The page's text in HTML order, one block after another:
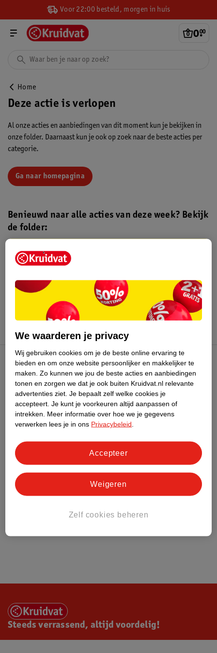
Voor 22:00 besteld, morgen in huis
0.
00
Home
Deze actie is verlopen
Al onze acties en aanbiedingen van dit moment kun je bekijken in
onze folder. Daarnaast kun je ook op zoek naar de beste acties per
categorie.
Ga naar homepagina
Benieuwd naar alle acties van deze week? Bekijk
de folder:
Kruidvat folder
augustus 2026.
Kruidvat Club
Klantenservice
Over Kruidvat
Steeds verrassend, altijd voordelig!
We waarderen je privacy
Wij gebruiken cookies om je de beste online ervaring te
bieden en om onze website persoonlijker en makkelijker te
maken. Zo kunnen we jou de beste acties en aanbiedingen
tonen en zorgen we dat je ook buiten Kruidvat.nl relevante
advertenties ziet. Je bepaalt zelf welke cookies je
accepteert. Je kunt je voorkeuren altijd aanpassen of
intrekken.
Meer informatie over hoe we je gegevens
verwerken lees je in ons Privacybeleid
Zelf cookies beheren
Weigeren
Accepteer